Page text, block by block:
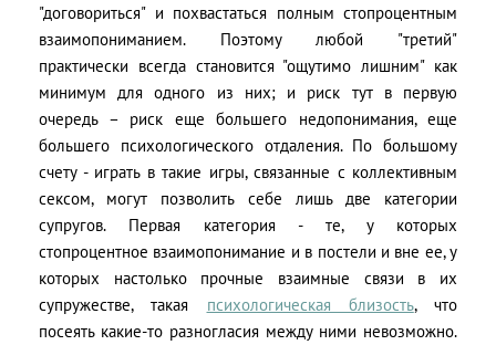
"договориться" и похвастаться полным стопроцентным
взаимопониманием. Поэтому любой "третий"
практически всегда становится "ощутимо лишним" как
минимум для одного из них; и риск тут в первую
очередь – риск еще большего недопонимания, еще
большего психологического отдаления. По большому
счету - играть в такие игры, связанные с коллективным
сексом, могут позволить себе лишь две категории
супругов. Первая категория - те, у которых
стопроцентное взаимопонимание и в постели и вне ее, у
которых настолько прочные взаимные связи в их
супружестве, такая психологическая близость, что
посеять какие-то разногласия между ними невозможно.